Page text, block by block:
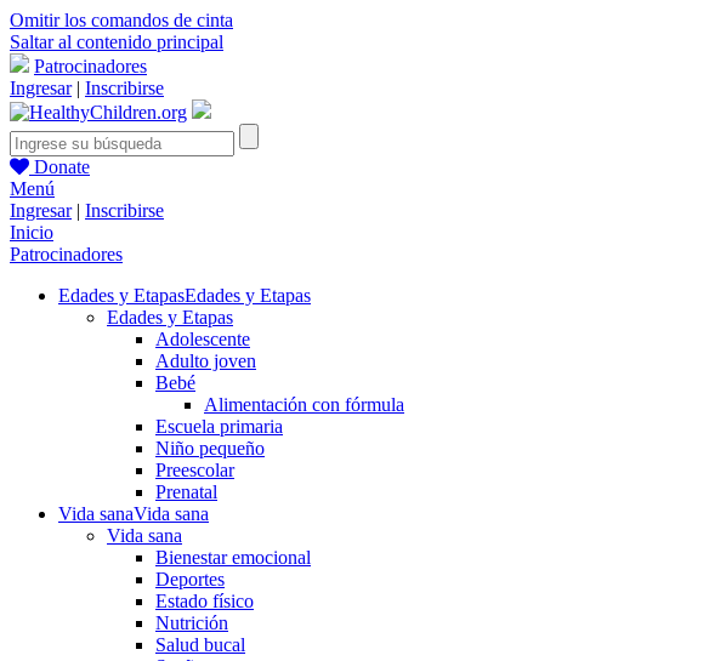
Omitir los comandos de cinta
Saltar al contenido principal
Patrocinadores
Ingresar| Inscribirse
Donate
Menú
Ingresar| Inscribirse
Inicio
Patrocinadores
Edades y EtapasEdades y Etapas
Edades y Etapas
Adolescente
Adulto joven
Bebé
Alimentación con fórmula
Escuela primaria
Niño pequeño
Preescolar
Prenatal
Vida sanaVida sana
Vida sana
Bienestar emocional
Deportes
Estado físico
Nutrición
Salud bucal